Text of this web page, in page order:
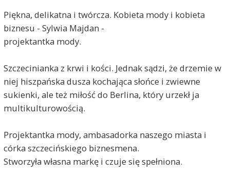
Piękna, delikatna i twórcza. Kobieta mody i kobieta
biznesu - Sylwia Majdan -
projektantka mody.
Szczecinianka z krwi i kości. Jednak sądzi, że drzemie w
niej hiszpańska dusza kochająca słońce i zwiewne
sukienki, ale też miłość do Berlina, który urzekł ja
multikulturowością.
Projektantka mody, ambasadorka naszego miasta i
córka szczecińskiego biznesmena.
Stworzyła własna markę i czuje się spełniona.